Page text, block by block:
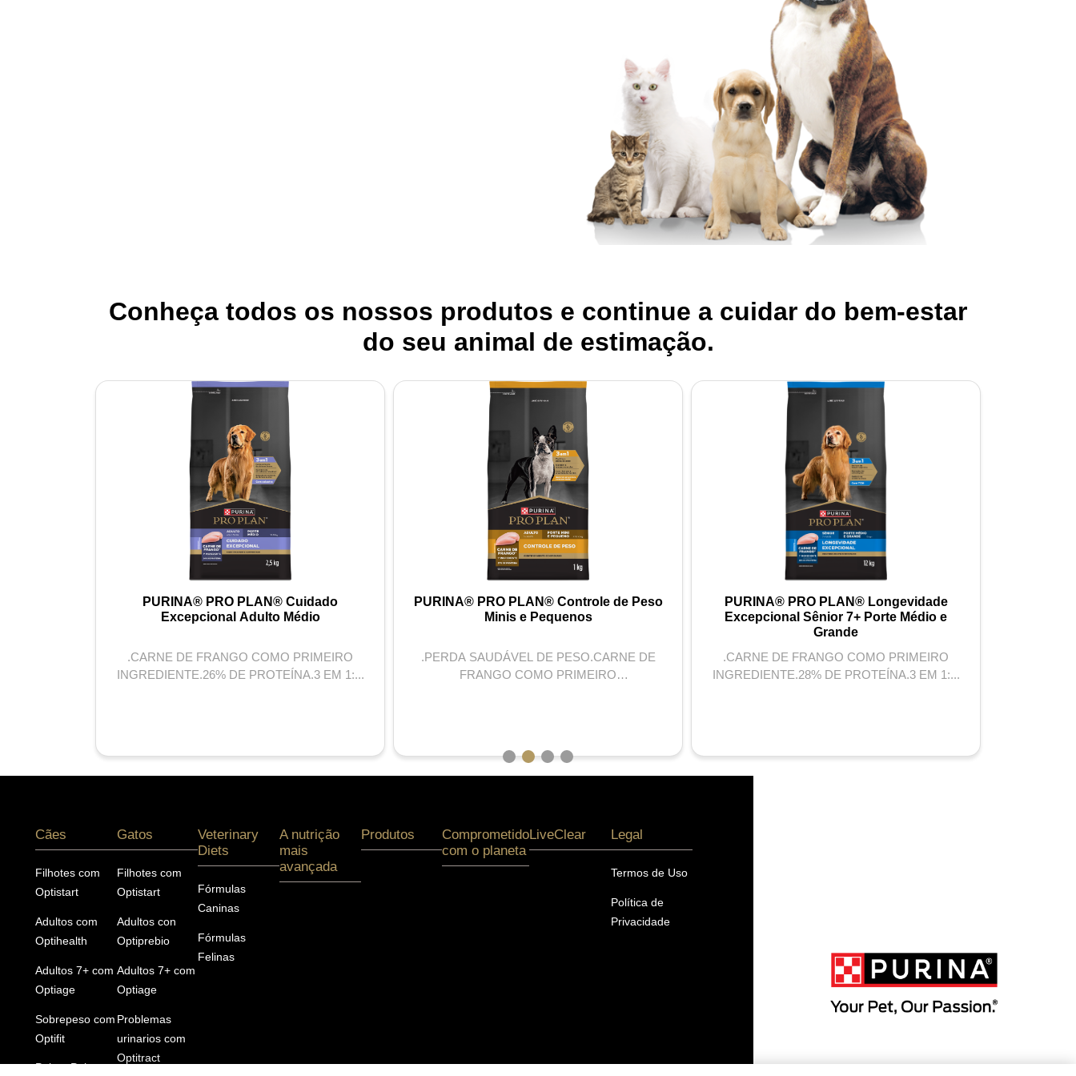
Conheça todos os nossos produtos e continue a cuidar do bem-estar
do seu animal de estimação.
PURINA® PRO PLAN® Cuidado
Excepcional Adulto Médio
.CARNE DE FRANGO COMO PRIMEIRO
INGREDIENTE.26% DE PROTEÍNA.3 EM 1:...
PURINA® PRO PLAN® Controle de Peso
Minis e Pequenos
.PERDA SAUDÁVEL DE PESO.CARNE DE
FRANGO COMO PRIMEIRO
PURINA® PRO PLAN® Longevidade
Excepcional Sênior 7+ Porte Médio e
Grande
.CARNE DE FRANGO COMO PRIMEIRO
INGREDIENTE.28% DE PROTEÍNA.3 EM 1:...
Cães
Filhotes com
Optistart
Adultos com
Optihealth
Adultos 7+ com
Optiage
Sobrepeso com
Optifit
Pele e Pelagem
Gatos
Filhotes com
Optistart
Adultos con
Optiprebio
Adultos 7+ com
Optiage
Problemas
urinarios com
Optitract
Veterinary
Diets
Fórmulas
Caninas
Fórmulas
Felinas
A nutrição
mais
avançada
Produtos
Comprometido
com o planeta
LiveClear Legal
Termos de Uso
Política de
Privacidade